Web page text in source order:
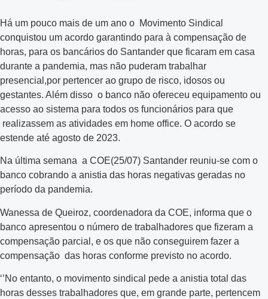
Há um pouco mais de um ano o Movimento Sindical
conquistou um acordo garantindo para à compensação de
horas, para os bancários do Santander que ficaram em casa
durante a pandemia, mas não puderam trabalhar
presencial,por pertencer ao grupo de risco, idosos ou
gestantes. Além disso o banco não ofereceu equipamento ou
acesso ao sistema para todos os funcionários para que
realizassem as atividades em home office. O acordo se
estende até agosto de 2023.
Na última semana a COE(25/07) Santander reuniu-se com o
banco cobrando a anistia das horas negativas geradas no
período da pandemia.
Wanessa de Queiroz, coordenadora da COE, informa que o
banco apresentou o número de trabalhadores que fizeram a
compensação parcial, e os que não conseguirem fazer a
compensação das horas conforme previsto no acordo.
‘’No entanto, o movimento sindical pede a anistia total das
horas desses trabalhadores que, em grande parte, pertencem